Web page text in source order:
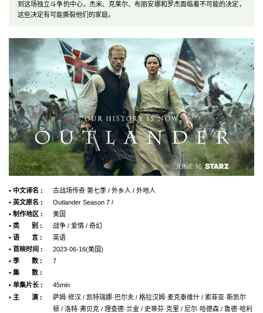
到这场独立斗争的中心，杰米、克莱尔、布丽安娜和罗杰面临着不可能的决定，
这些决定有可能撕裂他们的家庭。
• 中文译名 :
古战场传奇 第七季 / 外乡人 / 外地人
• 英文原名 :
Outlander Season 7 /
• 制作地区 :
美国
• 类 别 :
战争 / 爱情 / 奇幻
• 语 言 :
英语
• 首映时间 :
2023-06-16(美国)
• 季 数 :
7
• 集 数 :
• 单集片长 :
45min
• 主 演 :
萨姆·修汉 / 凯特瑞娜·巴尔夫 / 格拉汉姆·麦克泰维什 / 索菲亚·斯凯尔
顿 / 洛特·弗贝克 / 理查德·兰金 / 史蒂芬·克里 / 尼尔·哈德森 / 鲁德·哈利